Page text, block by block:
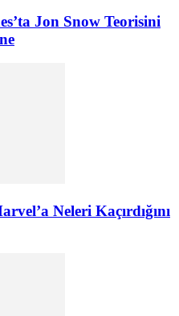
Jon Snow Teorisini
Neleri Kaçırdığını